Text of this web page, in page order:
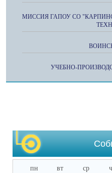
МИССИЯ ГАПОУ СО
УЧЕБНО-
пн вт ср